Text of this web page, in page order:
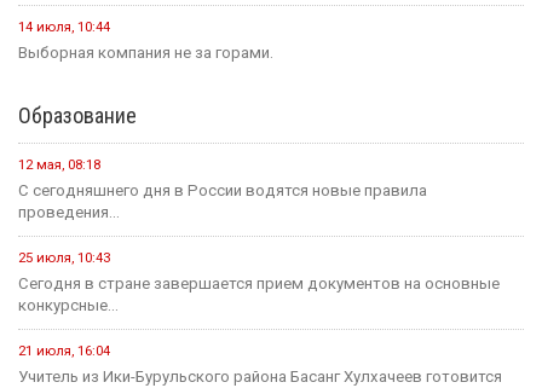
14 июля, 10:44
Выборная компания не за горами.
Образование
12 мая, 08:18
С сегодняшнего дня в России водятся новые правила
проведения...
25 июля, 10:43
Сегодня в стране завершается прием документов на основные
конкурсные...
21 июля, 16:04
Учитель из Ики-Бурульского района Басанг Хулхачеев готовится